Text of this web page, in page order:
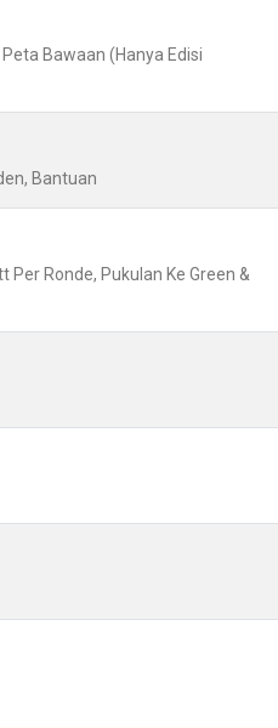
Bawaan (Hanya Edisi
Bantuan
Per Ronde, Pukulan Ke Green &